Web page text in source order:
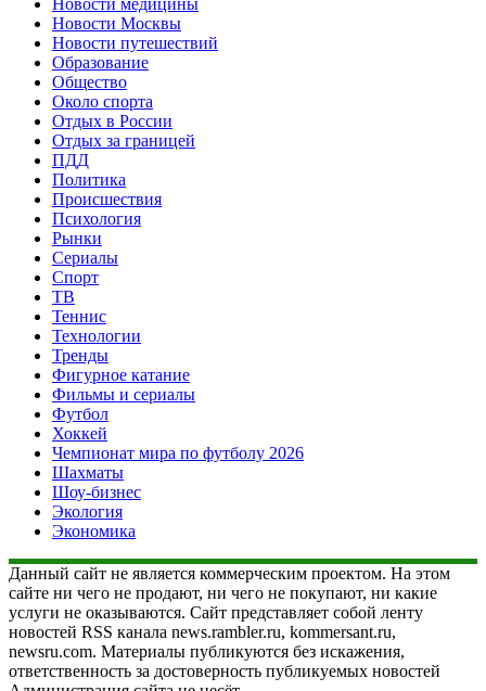
Новости Москвы
Новости путешествий
Образование
Общество
Около спорта
Отдых в России
Отдых за границей
ПДД
Политика
Происшествия
Психология
Рынки
Сериалы
Спорт
ТВ
Теннис
Технологии
Тренды
Фигурное катание
Фильмы и сериалы
Футбол
Хоккей
Чемпионат мира по футболу 2026
Шахматы
Шоу-бизнес
Экология
Экономика
Данный сайт не является коммерческим проектом. На этом
сайте ни чего не продают, ни чего не покупают, ни какие
услуги не оказываются. Сайт представляет собой ленту
новостей RSS канала news.rambler.ru, kommersant.ru,
newsru.com. Материалы публикуются без искажения,
ответственность за достоверность публикуемых новостей